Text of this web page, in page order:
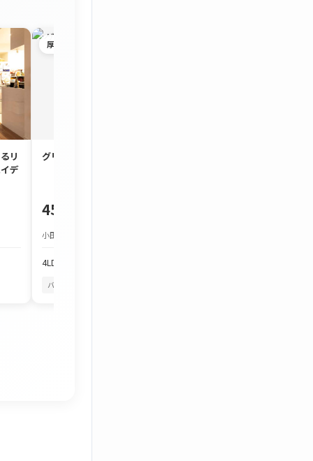
リ
デ
厚木市
グリーンタウン宮の里
450万円
小田急小田原線 本厚木駅 バス約25分
4LDK
バルコニーから花火